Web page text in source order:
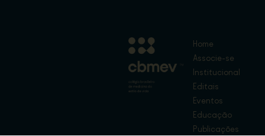
Home
Associe-se
Institucional
Editais
Eventos
Educação
Publicações